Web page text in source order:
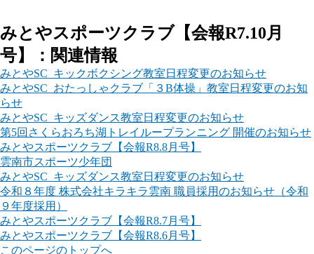
みとやスポーツクラブ【会報R7.10月
号】：関連情報
みとやSC_キックボクシング教室日程変更のお知らせ
みとやSC_おたっしゃクラブ「３B体操」教室日程変更のお知
らせ
みとやSC_キッズダンス教室日程変更のお知らせ
第5回さくらおろち湖トレイループランニング 開催のお知らせ
みとやスポーツクラブ【会報R8.8月号】
雲南市スポーツ少年団
みとやSC_キッズダンス教室日程変更のお知らせ
令和８年度 株式会社キラキラ雲南 職員採用のお知らせ（令和
９年度採用）
みとやスポーツクラブ【会報R8.7月号】
みとやスポーツクラブ【会報R8.6月号】
このページのトップへ